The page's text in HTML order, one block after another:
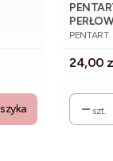
PENTART
Cena
24,00
szt.